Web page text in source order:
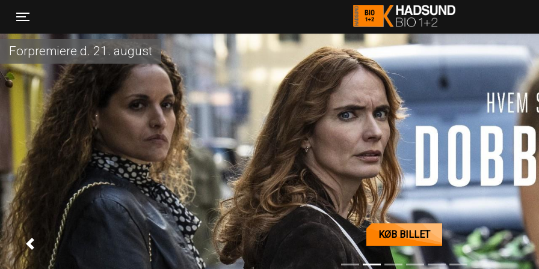
Hadsund Bio 1+2
Forpremiere d. 21. august
KØB BILLET
Previous